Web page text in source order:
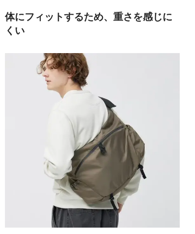
体にフィットするため、重さを感じに
くい